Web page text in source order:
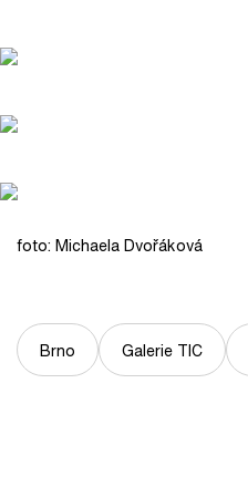
foto: Michaela Dvořáková
Brno Galerie TIC